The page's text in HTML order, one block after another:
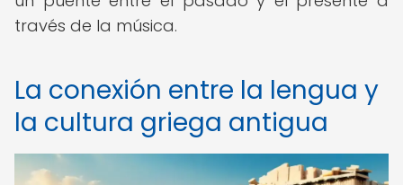
través de la música.
La conexión entre la lengua y
la cultura griega antigua